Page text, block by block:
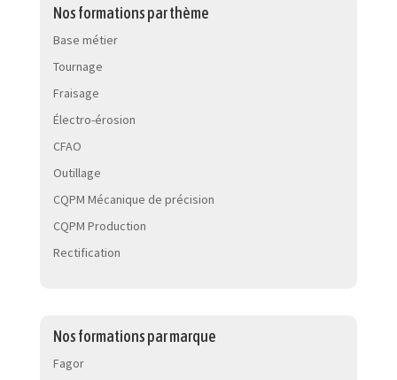
Nos formations par thème
Base métier
Tournage
Fraisage
Électro-érosion
CFAO
Outillage
CQPM Mécanique de précision
CQPM Production
Rectification
Nos formations par marque
Fagor